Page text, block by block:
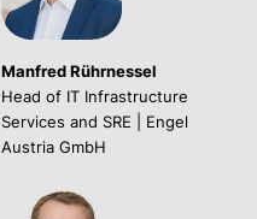
Manfred Rührnessel
Head of IT Infrastructure
Services and SRE | Engel
Austria GmbH